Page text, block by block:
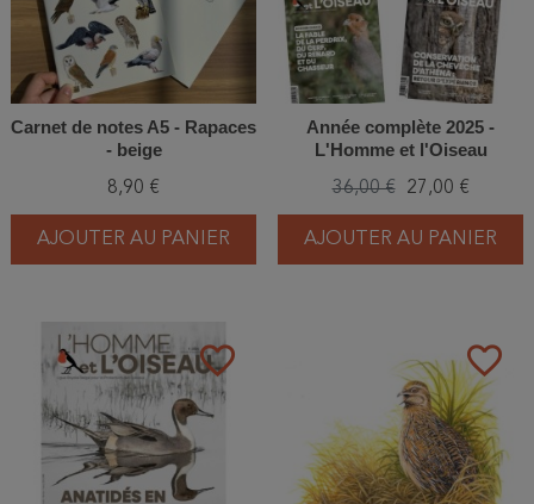
Carnet de notes A5 - Rapaces
- beige
8,90 €
AJOUTER AU PANIER
Année complète 2025 -
L'Homme et l'Oiseau
36,00 € 27,00 €
AJOUTER AU PANIER
favorite_border favorite_border